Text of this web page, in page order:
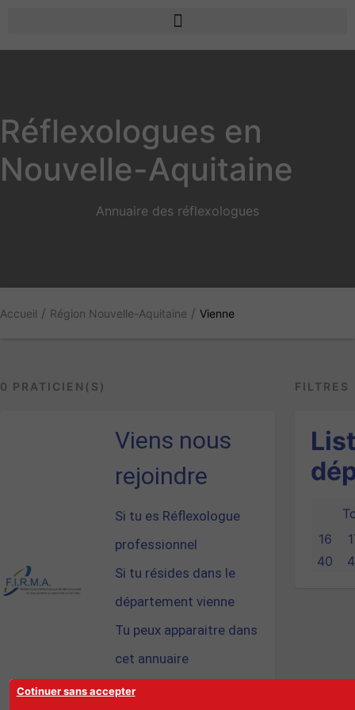
Réflexologues en
Nouvelle-Aquitaine
Annuaire des réflexologues
Accueil / Région Nouvelle-Aquitaine / Vienne
0 PRATICIEN(S)
Viens nous
rejoindre
Si tu es Réflexologue
professionnel
Si tu résides dans le
département vienne
Tu peux apparaitre dans
cet annuaire
Cliques ici pour
FILTRES
16
40
Cotinuer sans accepter